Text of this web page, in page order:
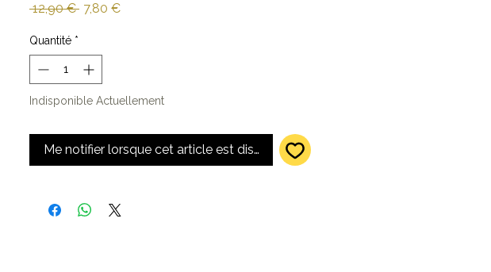
12,90 € Prix
7,80 €Prix
Quantité *
Indisponible Actuellement
Me notifier lorsque cet article est disponible